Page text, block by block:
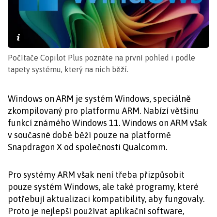
Počítače Copilot Plus poznáte na první pohled i podle
tapety systému, který na nich běží.
Windows on ARM je systém Windows, speciálně
zkompilovaný pro platformu ARM. Nabízí většinu
funkcí známého Windows 11. Windows on ARM však
v současné době běží pouze na platformě
Snapdragon X od společnosti Qualcomm.
Pro systémy ARM však není třeba přizpůsobit
pouze systém Windows, ale také programy, které
potřebují aktualizaci kompatibility, aby fungovaly.
Proto je nejlepší používat aplikační software,